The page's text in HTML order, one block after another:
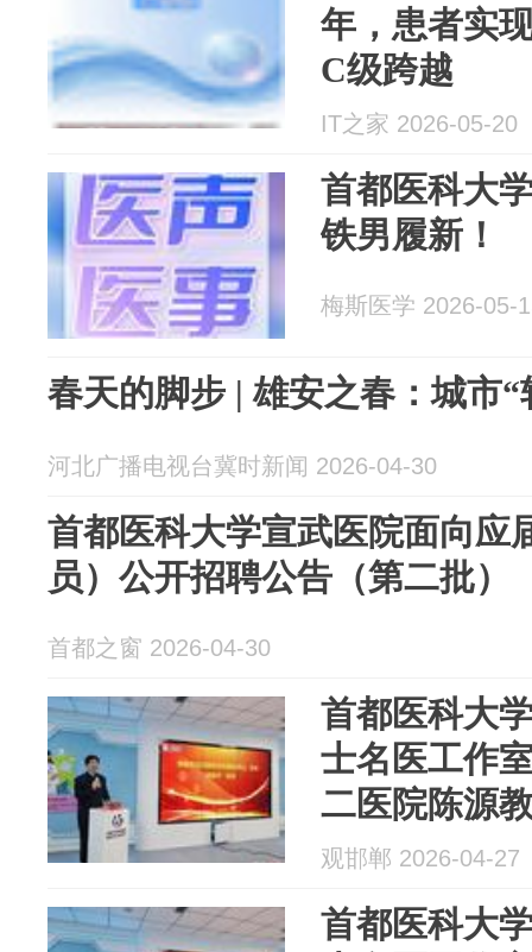
年，患者实
C级跨越
IT之家 2026-05-20
首都医科大
铁男履新！
梅斯医学 2026-05-
春天的脚步 | 雄安之春：城市
河北广播电视台冀时新闻 2026-04-30
首都医科大学宣武医院面向应
员）公开招聘公告（第二批）
首都之窗 2026-04-30
首都医科大
士名医工作
二医院陈源
落户邯郸市
观邯郸 2026-04-27
首都医科大